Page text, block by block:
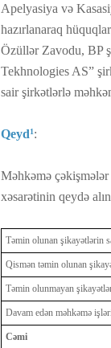
Apelyasiya və
hazırlanaraq
Özüllər Zavodu, BP
Tekhnologies AS”
sair şirkətlərlə
Qeyd1:
Məhkəmə
xəsarətinin qeydə
Təmin olunan şikayətlərin
Qismən təmin olunan
Təmin olunmayan
Davam edən məhkəmə
Cəmi